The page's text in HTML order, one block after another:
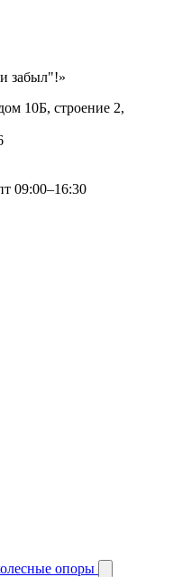
забыл"!»
10Б, строение 2,
09:00–16:30
опоры